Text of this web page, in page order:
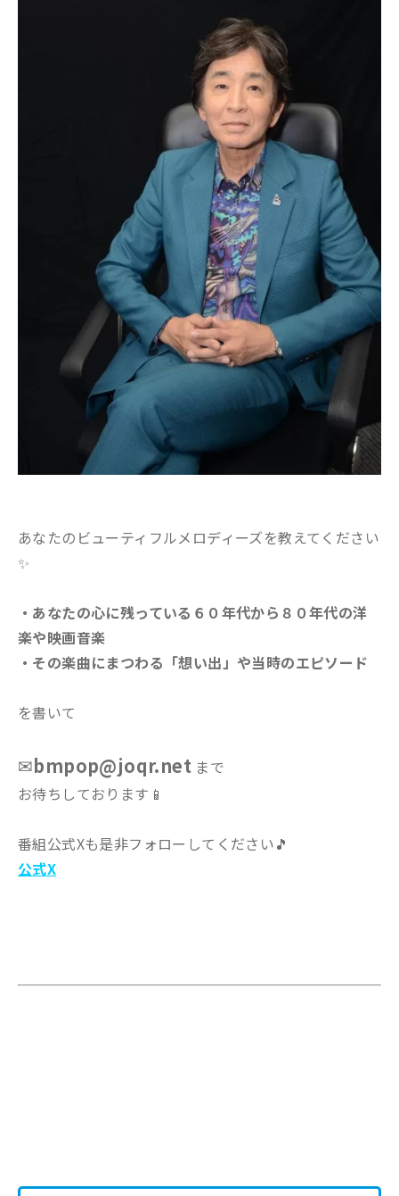
あなたのビューティフルメロディーズを教えてください
✨
・あなたの心に残っている６０年代から８０年代の洋
楽や映画音楽
・その楽曲にまつわる「想い出」や当時のエピソード
を書いて
✉bmpop@joqr.net まで
お待ちしております📱
番組公式Xも是非フォローしてください🎵
公式X